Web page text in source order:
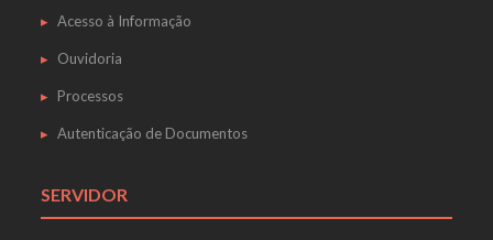
Acesso à Informação
Ouvidoria
Processos
Autenticação de Documentos
SERVIDOR